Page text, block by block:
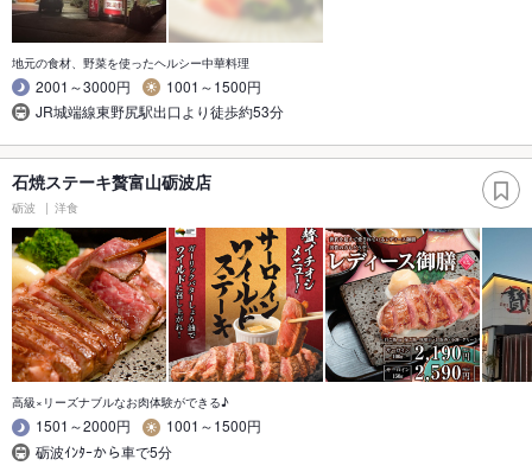
地元の食材、野菜を使ったヘルシー中華料理
2001～3000円
1001～1500円
JR城端線東野尻駅出口より徒歩約53分
石焼ステーキ贅富山砺波店
砺波 洋食
高級×リーズナブルなお肉体験ができる♪
1501～2000円
1001～1500円
砺波ｲﾝﾀｰから車で5分